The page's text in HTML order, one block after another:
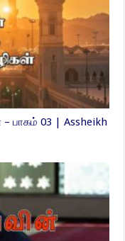
பாகம் 03 | Assheikh